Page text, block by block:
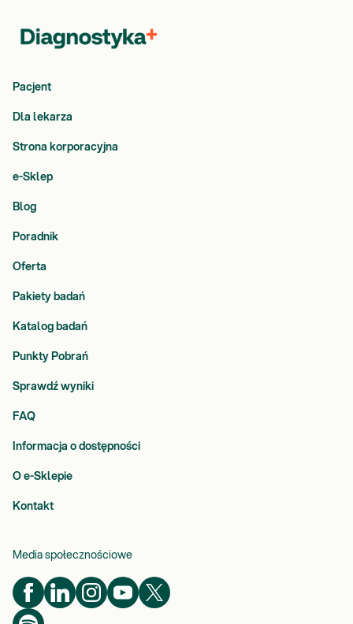
Pacjent
Dla lekarza
Strona korporacyjna
e-Sklep
Blog
Poradnik
Oferta
Pakiety badań
Katalog badań
Punkty Pobrań
Sprawdź wyniki
FAQ
Informacja o dostępności
O e-Sklepie
Kontakt
Media społecznościowe